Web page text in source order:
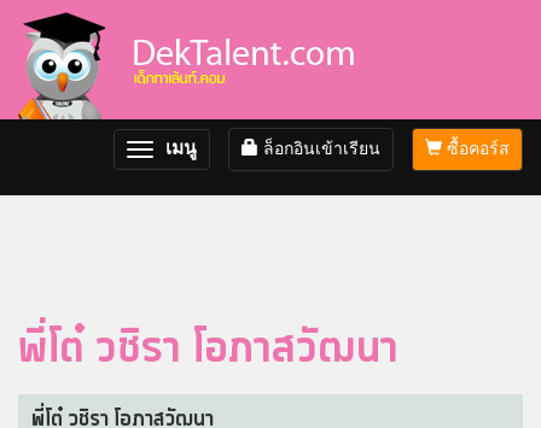
ซื้อคอร์ส
ล็อกอินเข้าเรียน
Toggle
navigation
เมนู
พี่โต๋ วชิรา โอภาสวัฒนา
พี่โต๋ วชิรา โอภาสวัฒนา